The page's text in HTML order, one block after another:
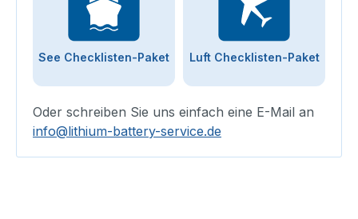
See Checklisten-Paket Luft Checklisten-Paket
Oder schreiben Sie uns einfach eine E-Mail an
info@lithium-battery-service.de